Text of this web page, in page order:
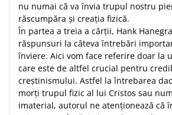
nu numai că va învia trupul nostru
răscumpăra şi creaţia fizică.
În partea a treia a cărţii, Hank
răspunsuri la câteva întrebări
înviere. Aici vom face referire doar la
care este de altfel crucial pentru
creştinismului. Astfel la întrebarea
morţi trupul fizic al lui Cristos sau
imaterial, autorul ne atenţionează că